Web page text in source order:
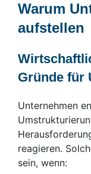
Warum
aufstellen
Gründe für
Unternehmen
reagieren.
sein, wenn: